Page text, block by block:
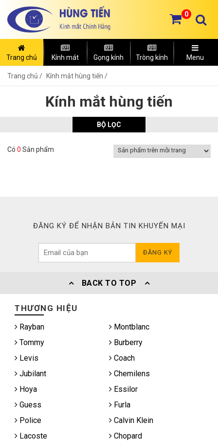
0
Trang chủ Kính mát Gọng kính Tròng kính Menu
Trang chủ Kính mắt hùng tiến /
Kính mắt hùng tiến
BỘ LỌC
Có 0 Sản phẩm
ĐĂNG KÝ ĐỂ NHẬN BẢN TIN KHUYẾN MẠI
ĐĂNG KÝ
BACK TO TOP
THƯƠNG HIỆU
Rayban
Montblanc
Tommy
Burberry
Levis
Coach
Jubilant
Chemilens
Hoya
Essilor
Guess
Furla
Police
Calvin Klein
Lacoste
Chopard